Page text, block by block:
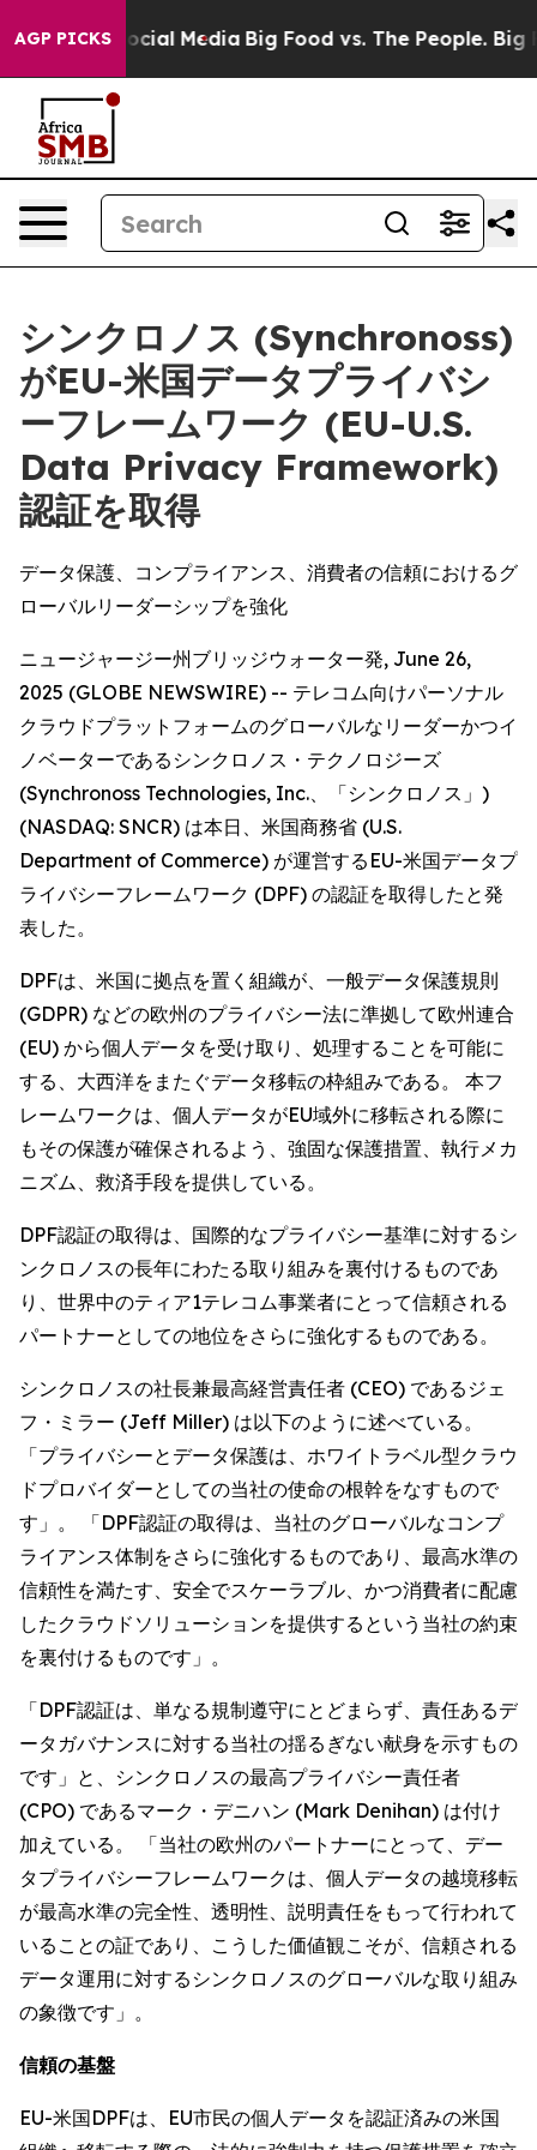
AGP PICKS
on Social Media Big Food vs. The People. Big
シンクロノス (Synchronoss)
がEU-米国データプライバシ
ーフレームワーク (EU-U.S.
Data Privacy Framework)
認証を取得
データ保護、コンプライアンス、消費者の信頼におけるグ
ローバルリーダーシップを強化
ニュージャージー州ブリッジウォーター発, June 26,
2025 (GLOBE NEWSWIRE) -- テレコム向けパーソナル
クラウドプラットフォームのグローバルなリーダーかつイ
ノベーターであるシンクロノス・テクノロジーズ
(Synchronoss Technologies, Inc.、「シンクロノス」)
(NASDAQ: SNCR) は本日、米国商務省 (U.S.
Department of Commerce) が運営するEU-米国データプ
ライバシーフレームワーク (DPF) の認証を取得したと発
表した。
DPFは、米国に拠点を置く組織が、一般データ保護規則
(GDPR) などの欧州のプライバシー法に準拠して欧州連合
(EU) から個人データを受け取り、処理することを可能に
する、大西洋をまたぐデータ移転の枠組みである。 本フ
レームワークは、個人データがEU域外に移転される際に
もその保護が確保されるよう、強固な保護措置、執行メカ
ニズム、救済手段を提供している。
DPF認証の取得は、国際的なプライバシー基準に対するシ
ンクロノスの長年にわたる取り組みを裏付けるものであ
り、世界中のティア1テレコム事業者にとって信頼される
パートナーとしての地位をさらに強化するものである。
シンクロノスの社長兼最高経営責任者 (CEO) であるジェ
フ・ミラー (Jeff Miller) は以下のように述べている。
「プライバシーとデータ保護は、ホワイトラベル型クラウ
ドプロバイダーとしての当社の使命の根幹をなすもので
す」。 「DPF認証の取得は、当社のグローバルなコンプ
ライアンス体制をさらに強化するものであり、最高水準の
信頼性を満たす、安全でスケーラブル、かつ消費者に配慮
したクラウドソリューションを提供するという当社の約束
を裏付けるものです」。
「DPF認証は、単なる規制遵守にとどまらず、責任あるデ
ータガバナンスに対する当社の揺るぎない献身を示すもの
です」と、シンクロノスの最高プライバシー責任者
(CPO) であるマーク・デニハン (Mark Denihan) は付け
加えている。 「当社の欧州のパートナーにとって、デー
タプライバシーフレームワークは、個人データの越境移転
が最高水準の完全性、透明性、説明責任をもって行われて
いることの証であり、こうした価値観こそが、信頼される
データ運用に対するシンクロノスのグローバルな取り組み
の象徴です」。
信頼の基盤
EU-米国DPFは、EU市民の個人データを認証済みの米国